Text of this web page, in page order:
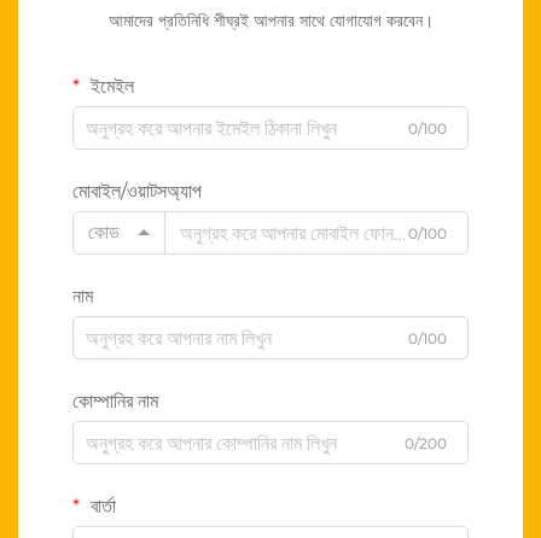
আমাদের প্রতিনিধি শীঘ্রই আপনার সাথে যোগাযোগ করবেন।
ইমেইল
0/100
মোবাইল/ওয়াটসঅ্যাপ
কোড
0/100
নাম
0/100
কোম্পানির নাম
0/200
বার্তা